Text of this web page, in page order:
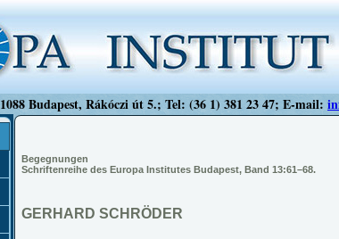
1088 Budapest, Rákóczi út 5.; Tel: (36 1) 381 23 47; E-mail:
Begegnungen
Schriftenreihe des Europa Institutes Budapest, Band 13:61–68.
GERHARD SCHRÖDER